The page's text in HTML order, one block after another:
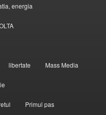
energia
libertate Mass Media
Primul pas